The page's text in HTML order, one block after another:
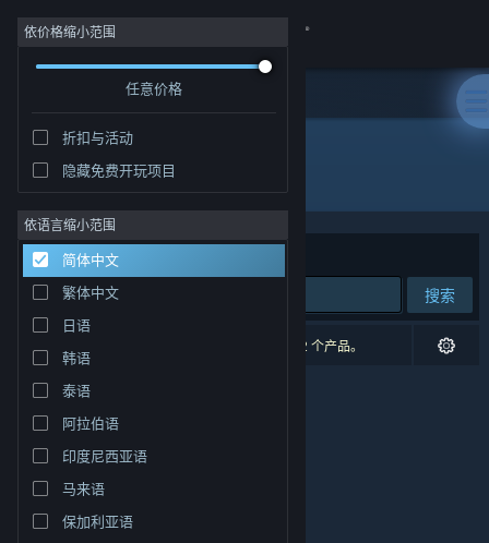
登录
社区
关于
客服
更改语言
获取 Steam 手机应用
查看桌面版网站
依价格缩小范围
任意价格
折扣与活动
隐藏免费开玩项目
依语言缩小范围
简体中文
繁体中文
日语
韩语
泰语
阿拉伯语
印度尼西亚语
马来语
保加利亚语
开发者: Alphaquest Games
排序依据 相关性
搜索
0 个匹配的搜索结果。 根据您的偏好，已排除了 2 个产品。